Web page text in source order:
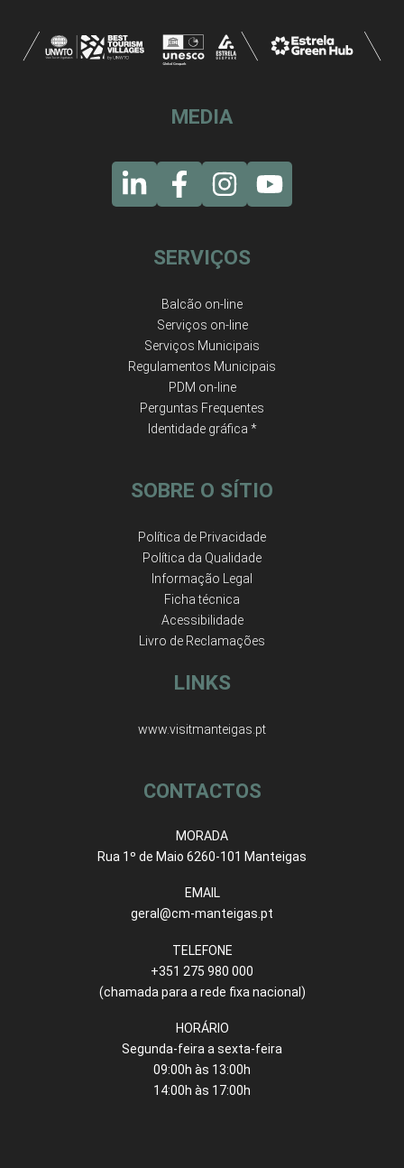
MEDIA
SERVIÇOS
Balcão on-line
Serviços on-line
Serviços Municipais
Regulamentos Municipais
PDM on-line
Perguntas Frequentes
Identidade gráfica *
SOBRE O SÍTIO
Política de Privacidade
Política da Qualidade
Informação Legal
Ficha técnica
Acessibilidade
Livro de Reclamações
LINKS
www.visitmanteigas.pt
CONTACTOS
MORADA
Rua 1º de Maio 6260-101 Manteigas
EMAIL
geral@cm-manteigas.pt
TELEFONE
+351 275 980 000
(chamada para a rede fixa nacional)
HORÁRIO
Segunda-feira a sexta-feira
09:00h às 13:00h
14:00h às 17:00h